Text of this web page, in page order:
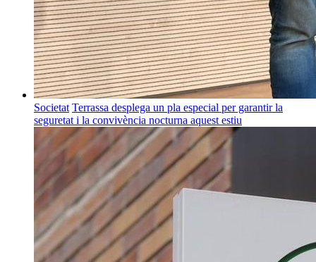
Societat Terrassa desplega un pla especial per garantir la
seguretat i la convivència nocturna aquest estiu